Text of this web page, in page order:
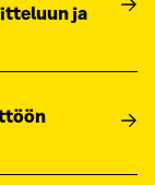
ja